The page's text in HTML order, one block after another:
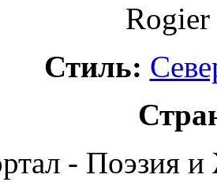
Rogier
Стиль:
- Поэзия